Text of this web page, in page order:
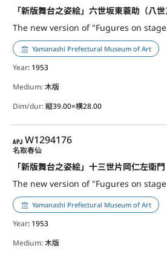
The new version of "Fugures on stage
Yamanashi Prefectural Museum of Art
Year: 1953
Medium:木版
Dim/dur:縦39.00×横28.00
APJ
W1294176
The new version of "Fugures on stage
名取春仙
Yamanashi Prefectural Museum of Art
Year: 1953
Medium:木版